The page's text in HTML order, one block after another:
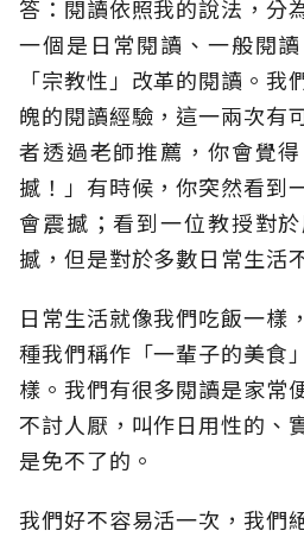
答：閱讀依照我的說法，分
一個是日常閱讀、一般閱
「宗教性」改革的閱讀。我
魄的閱讀經驗，這一兩次有
者透過老師推薦，你會覺
撼！」有時候，你突然看到
會震撼；看到一位教授對
撼，但是對於多數日常生活
日常生活就像我們吃飯一樣
種我們稱作「一輩子的美食
樣。我們有很多閱讀是家常
不討人厭，叫作日用性的、
是免不了的。
我們好不容易活一次，我們